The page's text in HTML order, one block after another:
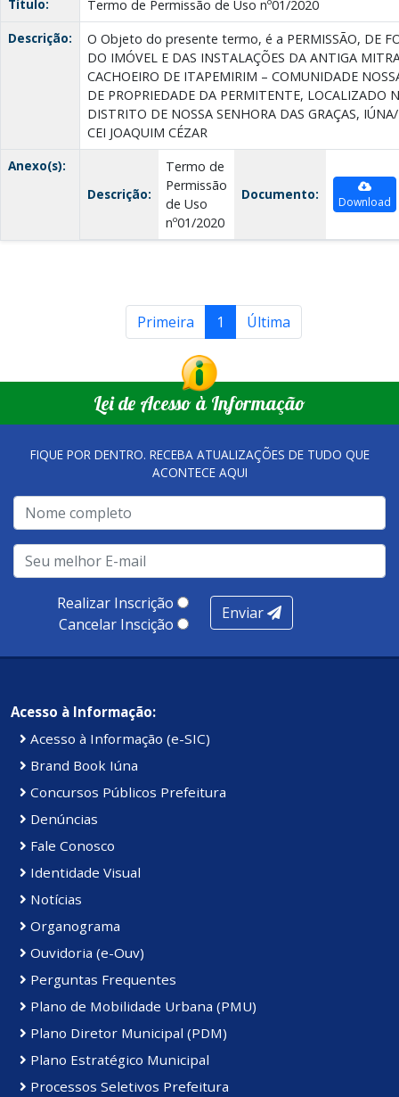
Título:
Termo de Permissão de Uso nº01/2020
Descrição:
O Objeto do presente termo, é a PERMISSÃO, DE
DO IMÓVEL E DAS INSTALAÇÕES DA ANTIGA
CACHOEIRO DE ITAPEMIRIM – COMUNIDADE
DE PROPRIEDADE DA PERMITENTE, LOCALIZADO
DISTRITO DE NOSSA SENHORA DAS GRAÇAS,
CEI JOAQUIM CÉZAR
Anexo(s):
Descrição:
Termo de
Permissão
de Uso
nº01/2020
Documento: Download
Primeira 1 Última
Lei de Acesso à Informação
FIQUE POR DENTRO. RECEBA ATUALIZAÇÕES DE TUDO QUE
ACONTECE AQUI
Realizar Inscrição
Cancelar Inscição
Enviar
Acesso à Informação:
Acesso à Informação (e-SIC)
Brand Book Iúna
Concursos Públicos Prefeitura
Denúncias
Fale Conosco
Identidade Visual
Notícias
Organograma
Ouvidoria (e-Ouv)
Perguntas Frequentes
Plano de Mobilidade Urbana (PMU)
Plano Diretor Municipal (PDM)
Plano Estratégico Municipal
Processos Seletivos Prefeitura